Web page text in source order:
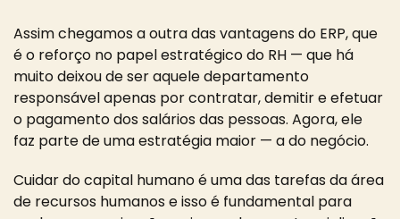
Assim chegamos a outra das vantagens do ERP, que
é o reforço no papel estratégico do RH — que há
muito deixou de ser aquele departamento
responsável apenas por contratar, demitir e efetuar
o pagamento dos salários das pessoas. Agora, ele
faz parte de uma estratégia maior — a do negócio.
Cuidar do capital humano é uma das tarefas da área
de recursos humanos e isso é fundamental para